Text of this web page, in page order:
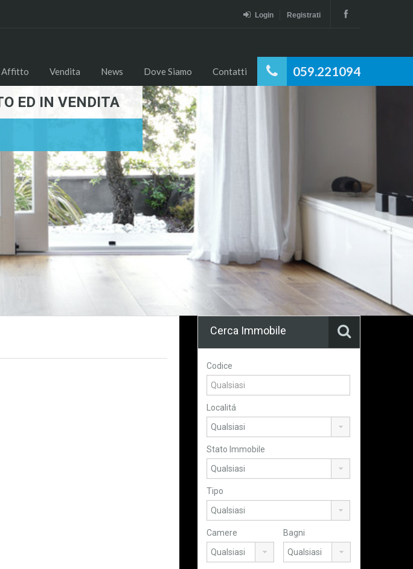
Login Registrati
059.221094
Affitto Vendita News Dove Siamo Contatti
ED IN VENDITA
Cerca Immobile
Codice
Localitá
Stato Immobile
Tipo
Camere Bagni